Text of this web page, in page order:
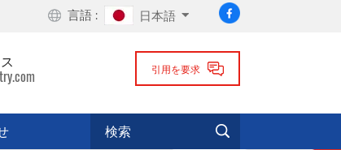
言語 : 日本語
引用を要求